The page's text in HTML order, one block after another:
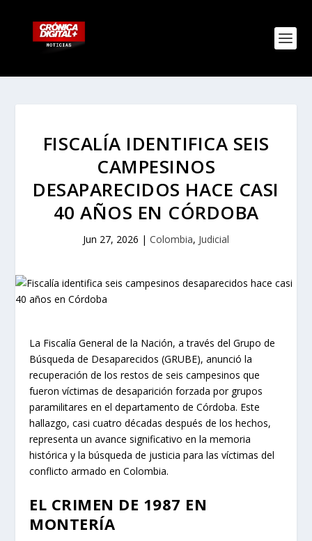
FISCALÍA IDENTIFICA SEIS
CAMPESINOS
DESAPARECIDOS HACE CASI
40 AÑOS EN CÓRDOBA
Jun 27, 2026 | Colombia, Judicial
La Fiscalía General de la Nación, a través del Grupo de
Búsqueda de Desaparecidos (GRUBE), anunció la
recuperación de los restos de seis campesinos que
fueron víctimas de desaparición forzada por grupos
paramilitares en el departamento de Córdoba. Este
hallazgo, casi cuatro décadas después de los hechos,
representa un avance significativo en la memoria
histórica y la búsqueda de justicia para las víctimas del
conflicto armado en Colombia.
EL CRIMEN DE 1987 EN
MONTERÍA